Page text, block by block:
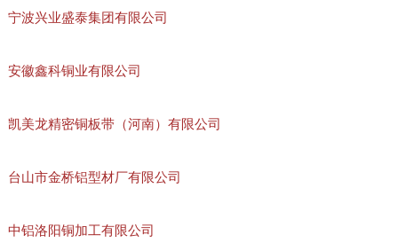
宁波兴业盛泰集团有限公司
安徽鑫科铜业有限公司
凯美龙精密铜板带（河南）有限公司
台山市金桥铝型材厂有限公司
中铝洛阳铜加工有限公司